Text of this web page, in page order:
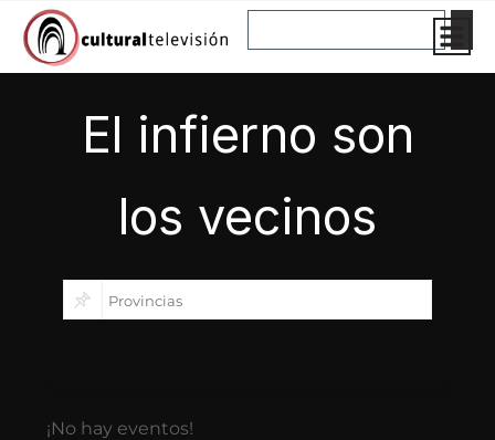
contenido
El infierno son
los vecinos
¡No hay eventos!